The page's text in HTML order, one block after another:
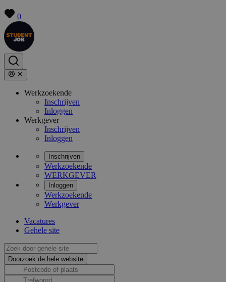
0
Werkzoekende
Inschrijven
Inloggen
Werkgever
Inschrijven
Inloggen
Inschrijven
Werkzoekende
WERKGEVER
Inloggen
Werkzoekende
Werkgever
Vacatures
Gehele site